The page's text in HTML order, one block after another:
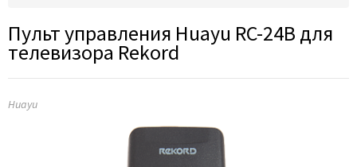
Пульт управления Huayu RC-24B для
телевизора Rekord
Huayu